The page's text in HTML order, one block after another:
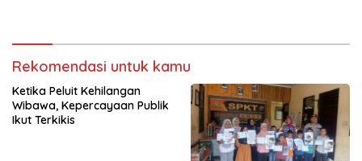
Rekomendasi untuk kamu
Ketika Peluit Kehilangan
Wibawa, Kepercayaan Publik
Ikut Terkikis